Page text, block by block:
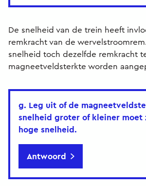
De snelheid van de trein heeft
remkracht van de
snelheid toch dezelfde remkracht
magneetveldsterkte worden
g. Leg uit of de
snelheid groter of kleiner moet
hoge snelheid.
Antwoord